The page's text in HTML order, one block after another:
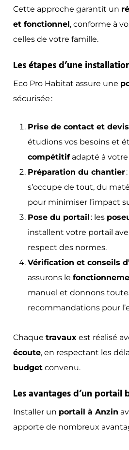
Cette approche garantit un
et fonctionnel, conforme à
celles de votre famille.
Les étapes d’une
Eco Pro Habitat assure une
sécurisée :
Prise de contact et
étudions vos besoins et
compétitifadapté à
Préparation du chantier:
s’occupe de tout, du
pour minimiser l’impact
Pose du portail : les
installent votre portail
respect des normes.
Vérification et conseils
assurons le
manuel et donnons
recommandations pour
Chaque travauxest réalisé
écoute, en respectant les
budgetconvenu.
Les avantages d’un portail
Installer un portail à Anzin
apporte de nombreux